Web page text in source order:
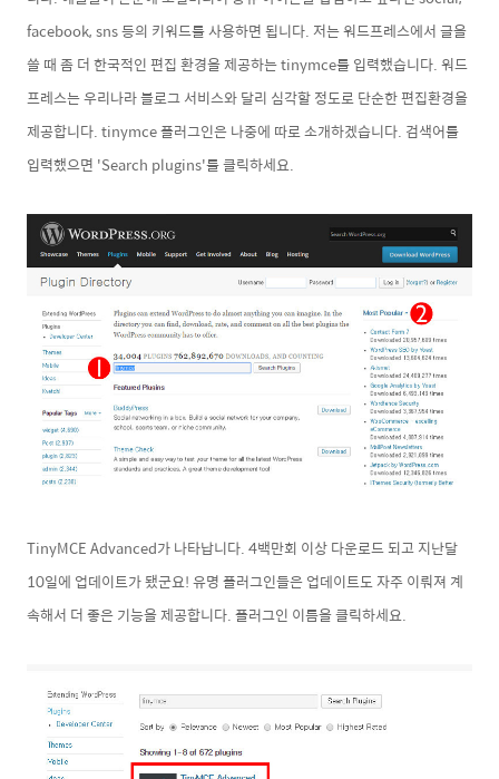
facebook, sns 등의 키워드를 사용하면 됩니다. 저는 워드프레스에서 글을
쓸 때 좀 더 한국적인 편집 환경을 제공하는tinymce를 입력했습니다. 워드
프레스는 우리나라 블로그 서비스와 달리 심각할 정도로 단순한 편집환경을
제공합니다. tinymce 플러그인은 나중에 따로 소개하겠습니다. 검색어를
입력했으면 'Search plugins'를 클릭하세요.
TinyMCE Advanced가 나타납니다. 4백만회 이상 다운로드 되고 지난달
10일에 업데이트가 됐군요! 유명 플러그인들은 업데이트도 자주 이뤄져 계
속해서 더 좋은 기능을 제공합니다. 플러그인 이름을 클릭하세요.